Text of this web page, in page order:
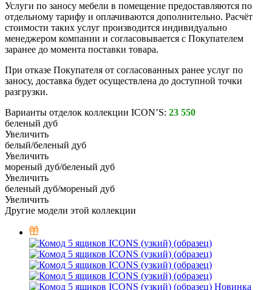
Услуги по заносу мебели в помещение предоставляются по
отдельному тарифу и оплачиваются дополнительно. Расчёт
стоимости таких услуг производится индивидуально
менеджером компании и согласовывается с Покупателем
заранее до момента поставки товара.
При отказе Покупателя от согласованных ранее услуг по
заносу, доставка будет осуществлена до доступной точки
разгрузки.
Варианты отделок коллекции ICON’S: 23 550
беленый дуб
Увеличить
белый/беленый дуб
Увеличить
мореный дуб/беленый дуб
Увеличить
беленый дуб/мореный дуб
Увеличить
Другие модели этой коллекции
Новинка